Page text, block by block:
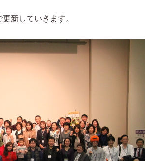
新していきます。